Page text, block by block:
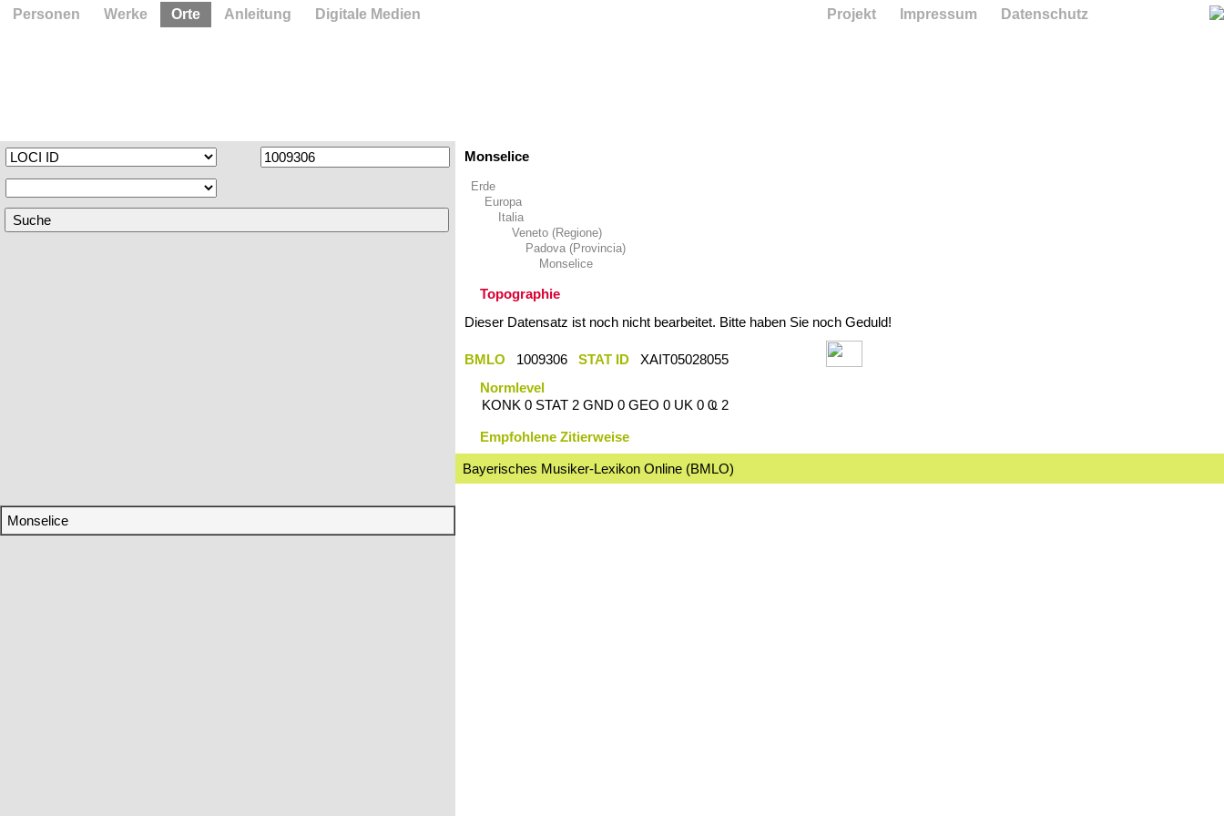
Monselice
Monselice
Erde
Europa
Italia
Veneto (Regione)
Padova (Provincia)
Monselice
Topographie
Dieser Datensatz ist noch nicht bearbeitet. Bitte haben Sie noch Geduld!
BMLO 1009306 STAT ID
XAIT05028055
Normlevel
KONK 0 STAT 2 GND 0 GEO 0 UK 0 Ҩ 2
Empfohlene Zitierweise
Bayerisches Musiker-Lexikon Online (BMLO)
Personen Werke Orte Anleitung Digitale Medien Projekt Impressum Datenschutz